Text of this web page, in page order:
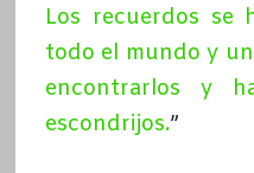
Los recuerdos se
todo el mundo y
encontrarlos y
escondrijos.”